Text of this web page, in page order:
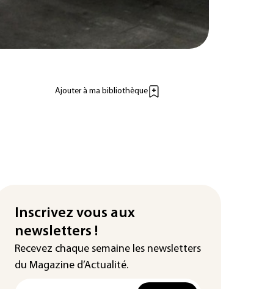
Ajouter à ma bibliothèque
Inscrivez vous aux
newsletters !
Recevez chaque semaine les newsletters
du Magazine d’Actualité.